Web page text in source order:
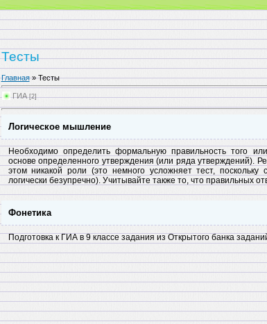
Тесты
Главная»Тесты
ГИА [2]
Логическое мышление
Необходимо определить формальную правильность того
основе определенного утверждения (или ряда утверждений).
этом никакой роли (это немного усложняет тест,
логически безупречно). Учитывайте также то, что правильных
Фонетика
Подготовка к ГИА в 9 классе задания из Открытого банка